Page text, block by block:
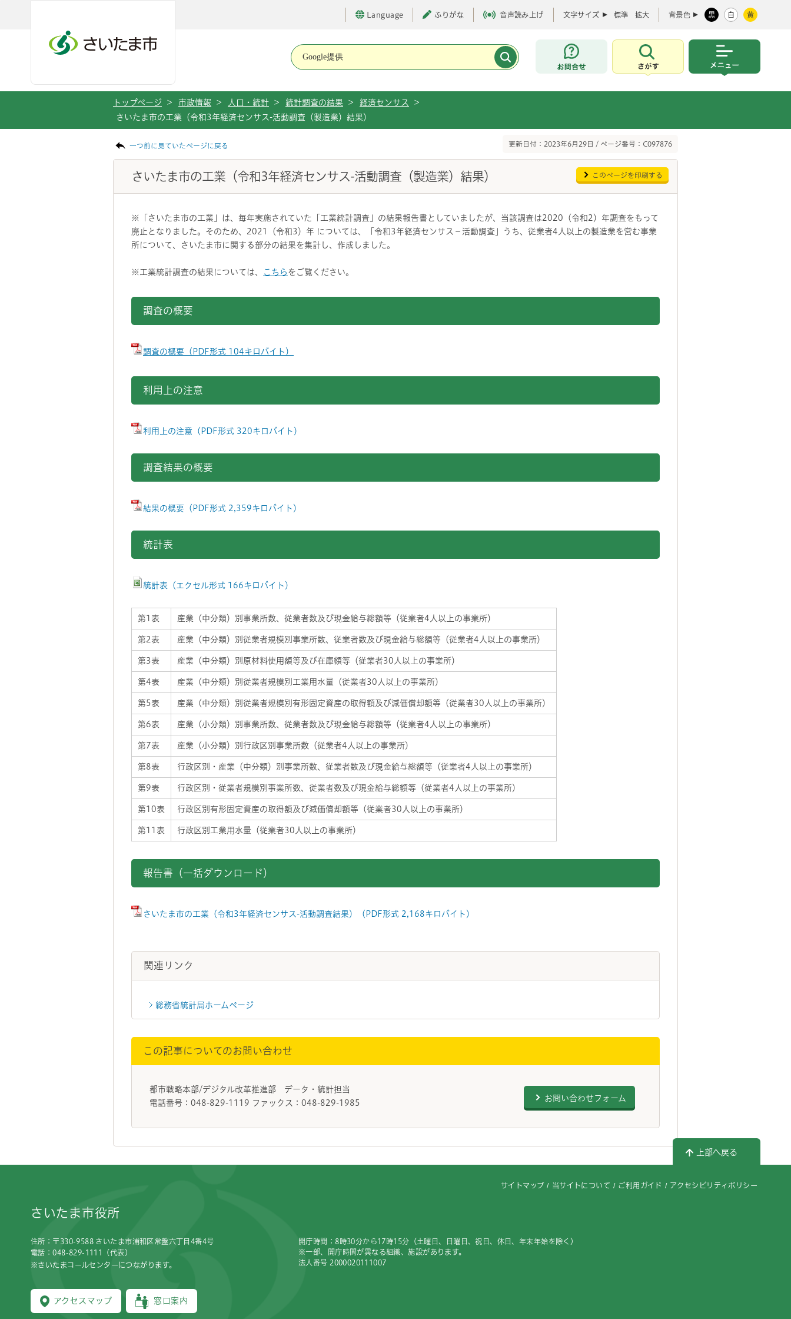
Language ふりがな 音声読み上げ 文字サイズ 標準 拡大 背景色 黒 白 黄
お問合せ
さがす
トップページ > 市政情報 > 人口・統計 > 統計調査の結果 > 経済センサス
>
さいたま市の工業（令和3年経済センサス-活動調査（製造業）結果）
一つ前に見ていたページに戻る 更新日付：2023年6月29日 / ページ番号：C097876
さいたま市の工業（令和3年経済センサス-活動調査（製造業）結果） このページを印刷する
※「さいたま市の工業」は、毎年実施されていた「工業統計調査」の結果報告書としていましたが、当該調査は2020（令和2）年調査をもって
廃止となりました。そのため、2021（令和3）年 については、「令和3年経済センサス－活動調査」うち、従業者4人以上の製造業を営む事業
所について、さいたま市に関する部分の結果を集計し、作成しました。
※工業統計調査の結果については、 こちら をご覧ください。
調査の概要
調査の概要（PDF形式 104キロバイト）
利用上の注意
利用上の注意（PDF形式 320キロバイト）
調査結果の概要
結果の概要（PDF形式 2,359キロバイト）
統計表
統計表（エクセル形式 166キロバイト）
第1表 産業（中分類）別事業所数、従業者数及び現金給与総額等（従業者4人以上の事業所）
第2表 産業（中分類）別従業者規模別事業所数、従業者数及び現金給与総額等（従業者4人以上の事業所）
第3表 産業（中分類）別原材料使用額等及び在庫額等（従業者30人以上の事業所）
第4表 産業（中分類）別従業者規模別工業用水量（従業者30人以上の事業所）
第5表 産業（中分類）別従業者規模別有形固定資産の取得額及び減価償却額等（従業者30人以上の事業所）
第6表 産業（小分類）別事業所数、従業者数及び現金給与総額等（従業者4人以上の事業所）
第7表 産業（小分類）別行政区別事業所数（従業者4人以上の事業所）
第8表 行政区別・産業（中分類）別事業所数、従業者数及び現金給与総額等（従業者4人以上の事業所）
第9表 行政区別・従業者規模別事業所数、従業者数及び現金給与総額等（従業者4人以上の事業所）
第10表 行政区別有形固定資産の取得額及び減価償却額等（従業者30人以上の事業所）
第11表 行政区別工業用水量（従業者30人以上の事業所）
報告書（一括ダウンロード）
さいたま市の工業（令和3年経済センサス-活動調査結果）（PDF形式 2,168キロバイト）
関連リンク
総務省統計局ホームページ
この記事についてのお問い合わせ
都市戦略本部/デジタル改革推進部 データ・統計担当
電話番号：048-829-1119 ファックス：048-829-1985
お問い合わせフォーム
上部へ戻る
サイトマップ 当サイトについて ご利用ガイド アクセシビリティポリシー
さいたま市役所
住所：〒330-9588 さいたま市浦和区常盤六丁目4番4号
電話：048-829-1111（代表）
※さいたまコールセンターにつながります。
アクセスマップ 窓口案内
開庁時間：8時30分から17時15分（土曜日、日曜日、祝日、休日、年末年始を除く）
※一部、開庁時間が異なる組織、施設があります。
法人番号 2000020111007